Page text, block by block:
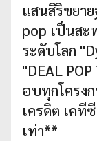
แสนสิริขยา
pop เป็นส
ระดับโลก
"DEAL
อบทุกโครง
เครดิต เคที
เท่า**